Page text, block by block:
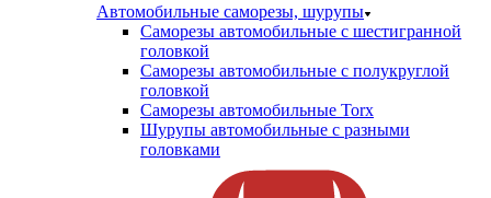
Автомобильные саморезы, шурупы
Саморезы автомобильные с шестигранной
головкой
Саморезы автомобильные с полукруглой
головкой
Саморезы автомобильные Torx
Шурупы автомобильные с разными
головками